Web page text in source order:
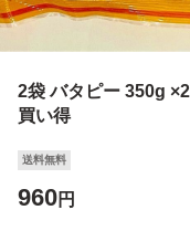
2袋 バタピー 350g
買い得
送料無料
960円